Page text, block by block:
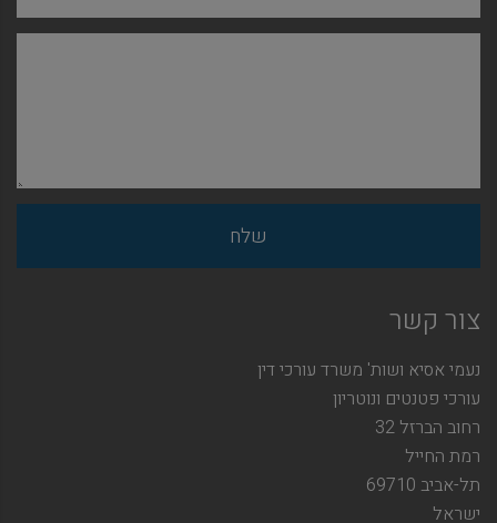
צור קשר
נעמי אסיא ושות' משרד עורכי דין
עורכי פטנטים ונוטריון
רחוב הברזל 32
רמת החייל
תל-אביב 69710
ישראל